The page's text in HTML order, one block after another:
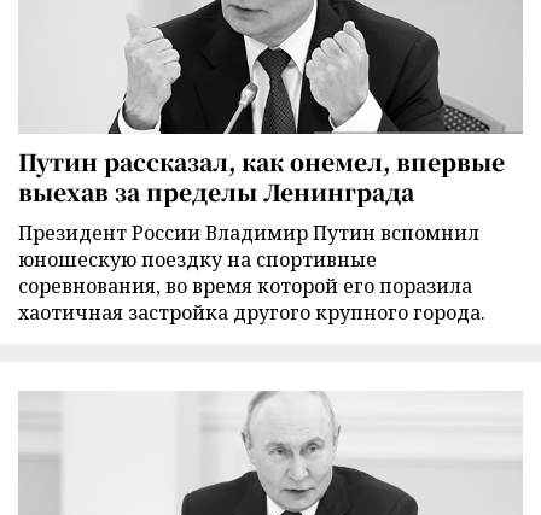
Путин рассказал, как онемел, впервые
выехав за пределы Ленинграда
Президент России Владимир Путин вспомнил
юношескую поездку на спортивные
соревнования, во время которой его поразила
хаотичная застройка другого крупного города.